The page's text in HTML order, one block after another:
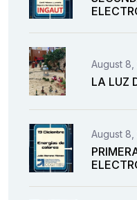
August 8,
LA LUZ
August 8,